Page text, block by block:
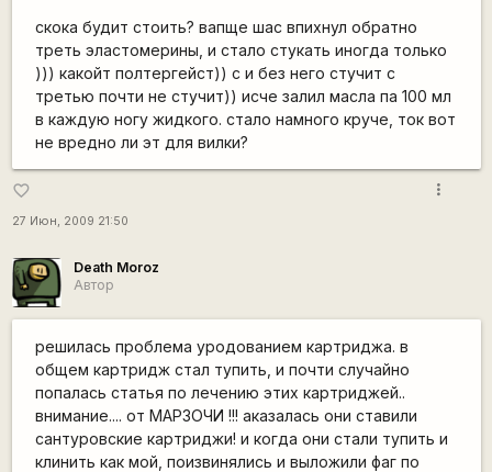
скока будит стоить? вапще шас впихнул обратно
треть эластомерины, и стало стукать иногда только
))) какойт полтергейст)) с и без него стучит с
третью почти не стучит)) исче залил масла па 100 мл
в каждую ногу жидкого. стало намного круче, ток вот
не вредно ли эт для вилки?
favorite_border
27 Июн, 2009 21:50
more_vert
Death Moroz
Автор
решилась проблема уродованием картриджа. в
общем картридж стал тупить, и почти случайно
попалась статья по лечению этих картриджей..
внимание.... от МАРЗОЧИ !!! аказалась они ставили
сантуровские картриджи! и когда они стали тупить и
клинить как мой, поизвинялись и выложили фаг по